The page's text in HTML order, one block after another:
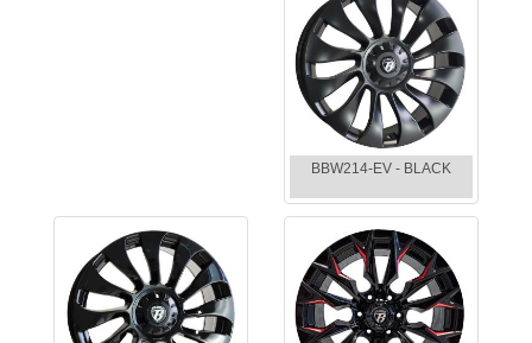
BBW214-EV - BLACK